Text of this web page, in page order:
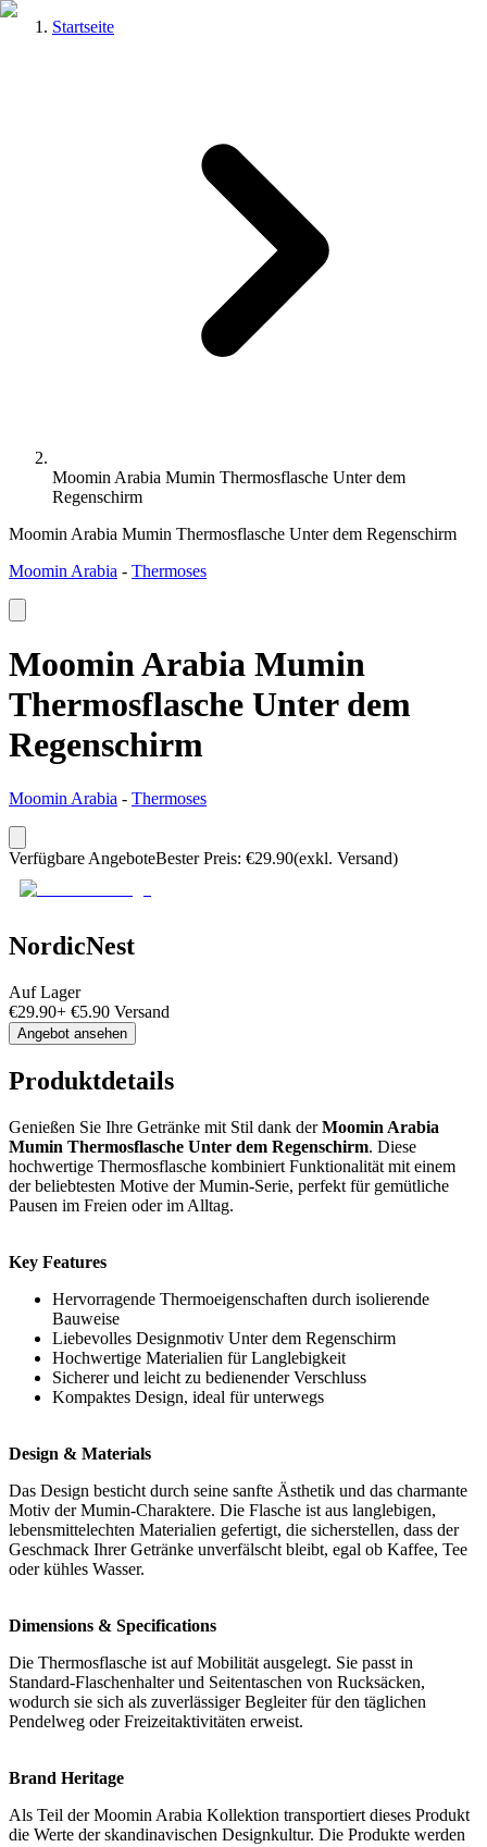
Startseite
Moomin Arabia Mumin Thermosflasche Unter dem
Regenschirm
Moomin Arabia Mumin Thermosflasche Unter dem Regenschirm
Moomin Arabia - Thermoses
Moomin Arabia Mumin
Thermosflasche Unter dem
Regenschirm
Moomin Arabia - Thermoses
Verfügbare AngeboteBester Preis: €29.90(exkl. Versand)
NordicNest
Auf Lager
€29.90+ €5.90 Versand
Angebot ansehen
Produktdetails
Genießen Sie Ihre Getränke mit Stil dank derMoomin Arabia
Mumin Thermosflasche Unter dem Regenschirm. Diese
hochwertige Thermosflasche kombiniert Funktionalität mit einem
der beliebtesten Motive der Mumin-Serie, perfekt für gemütliche
Pausen im Freien oder im Alltag.
Key Features
Hervorragende Thermoeigenschaften durch isolierende
Bauweise
Liebevolles Designmotiv Unter dem Regenschirm
Hochwertige Materialien für Langlebigkeit
Sicherer und leicht zu bedienender Verschluss
Kompaktes Design, ideal für unterwegs
Design & Materials
Das Design besticht durch seine sanfte Ästhetik und das charmante
Motiv der Mumin-Charaktere. Die Flasche ist aus langlebigen,
lebensmittelechten Materialien gefertigt, die sicherstellen, dass der
Geschmack Ihrer Getränke unverfälscht bleibt, egal ob Kaffee, Tee
oder kühles Wasser.
Dimensions & Specifications
Die Thermosflasche ist auf Mobilität ausgelegt. Sie passt in
Standard-Flaschenhalter und Seitentaschen von Rucksäcken,
wodurch sie sich als zuverlässiger Begleiter für den täglichen
Pendelweg oder Freizeitaktivitäten erweist.
Brand Heritage
Als Teil der Moomin Arabia Kollektion transportiert dieses Produkt
die Werte der skandinavischen Designkultur. Die Produkte werden